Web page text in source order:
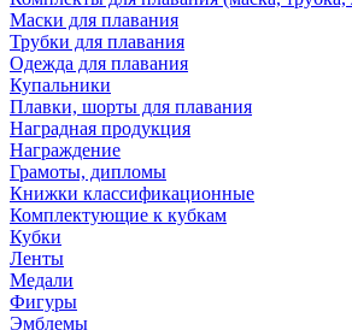
Маски для плавания
Трубки для плавания
Одежда для плавания
Купальники
Плавки, шорты для плавания
Наградная продукция
Награждение
Грамоты, дипломы
Книжки классификационные
Комплектующие к кубкам
Кубки
Ленты
Медали
Фигуры
Эмблемы